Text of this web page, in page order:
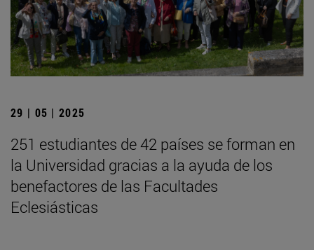
29 | 05 | 2025
251 estudiantes de 42 países se forman en
la Universidad gracias a la ayuda de los
benefactores de las Facultades
Eclesiásticas